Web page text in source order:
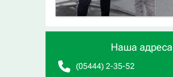
Наша
(05444) 2-35-52